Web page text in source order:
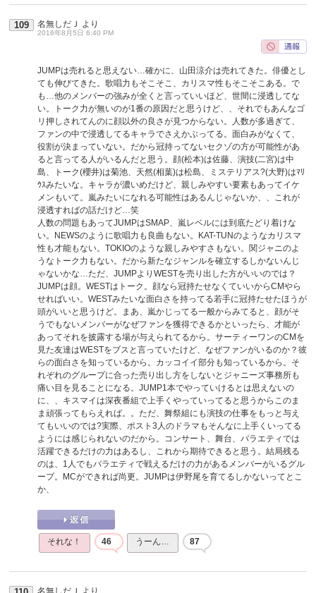
109 名無しだＪ より
2016年8月5日 6:40 PM
JUMPは売れると思えない…確かに、山田涼介は売れてきた。俳優とし
ても伸びてきた。歌唱力もそこそこ、カリスマ性もそこそこある。で
も…他のメンバーの強みが全くと言っていいほど、世間に浸透してな
い。トーク力が無いのが1番の原因だと思うけど、、それでもあんなゴ
リ押しされてんのに顔以外の良さが見つからない。人数が多過ぎて、
ファンの中で浸透してるキャラでさえかぶってる。面白みがなくて、
役割が決まっていない。だから冠持ってないセクゾの方が可能性があ
ると言ってる人がいるんだと思う。顔(松本)は佐藤、演技(二宮)は中
島、トーク(櫻井)は菊池、天然(相葉)は松島、ミステリアス?(大野)はﾏﾘ
ｳｽみたいな。キャラが濃いめだけど、親しみやすい要素もあってイケ
メンもいて。嵐みたいになれる可能性はあるんじゃないか、、これが
浸透すればの話だけど…笑
人数の問題もあってJUMPはSMAP、嵐レベルには到底たどり着けな
い。NEWSのように歌唱力も良曲もない。KAT-TUNのようなカリスマ
性も才能もない。TOKIOのような親しみやすさもない。関ジャニのよ
うなトーク力もない。だから新たなジャンルを確立するしかないんじ
ゃないかな…ただ、JUMPよりWESTを売り出した方がいいのでは？
JUMPは顔。WESTはトーク。顔なら冠持たせなくていいからCMやら
せればいい。WESTみたいな面白さを持ってる若手に冠持たせたほうが
頭がいいと思うけど。まあ、嵐かじってる一般からみてると、顔がそ
うでもないメンバーがなぜファンを獲得できるかといったら、才能が
あってそれを披露する場が与えられてるから。サーティーワンのCMを
見た友達はWESTをブスと言っていたけど、なぜファンがいるのか？彼
らの面白さを知っているから。カッコイイ部分も知っているから。そ
れぞれのグループに合った売り出し方をしないとジャニーズ事務所も
痛い目を見ることになる。JUMP1本でやっていけるとは思えないの
に、、キスマイは深夜番組で上手くやっていってると思うからこのま
ま頑張ってもらえれば。。ただ、舞祭組にも演技の仕事をもっと与え
てもいいのでは?実際、ポスト3人のドラマもそんなに上手くいってる
ようには感じられないのだから。コンサート、舞台、バラエティでは
活躍できるだけの力はあるし、これから期待できると思う。結局残る
のは、1人でもバラエティで戦えるだけの力があるメンバーがいるグル
ープ。MCができれば尚更。JUMPは伊野尾を育てるしかないってとこ
か、
それな！ 46 うーん… 87
名無しだＪ より